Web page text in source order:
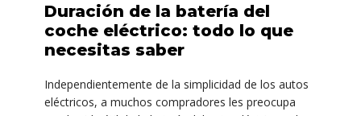
Duración de la batería del
coche eléctrico: todo lo que
necesitas saber
Independientemente de la simplicidad de los autos
eléctricos, a muchos compradores les preocupa